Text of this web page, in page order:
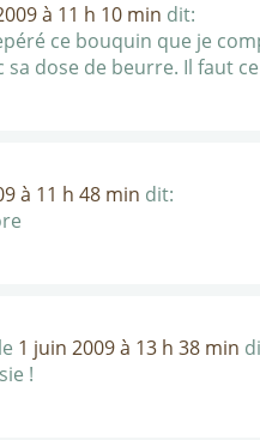
à 11 h 10 min dit:
ce bouquin que je
sa dose de beurre. Il faut
à 11 h 48 min dit:
le 1 juin 2009 à 13 h 38 min
!